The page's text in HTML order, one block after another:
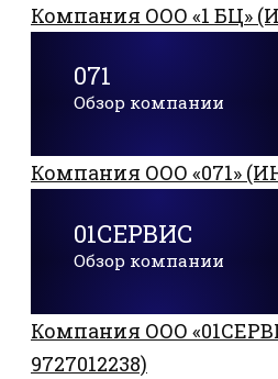
Компания ООО «1 БЦ»
071
Обзор компании
Компания ООО «071»
01СЕРВИС
Обзор компании
Компания ООО
9727012238)